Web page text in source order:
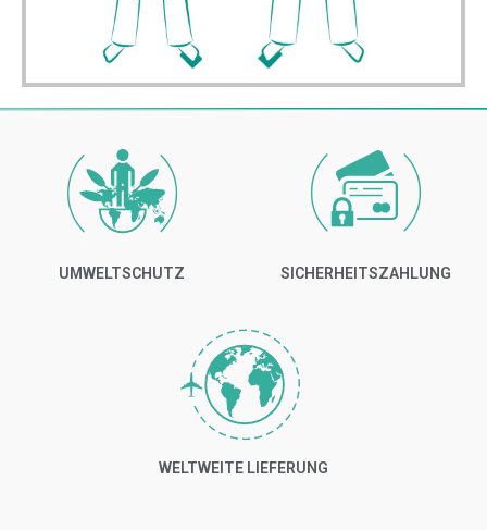
UMWELTSCHUTZ SICHERHEITSZAHLUNG
WELTWEITE LIEFERUNG